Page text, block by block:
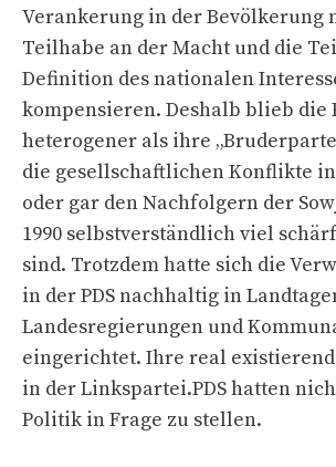
Verankerung in der Bevölkerung
Teilhabe an der Macht und die
Definition des nationalen
kompensieren. Deshalb blieb die
heterogener als ihre
die gesellschaftlichen Konflikte
oder gar den Nachfolgern der
1990 selbstverständlich viel
sind. Trotzdem hatte sich die
in der PDS nachhaltig in
Landesregierungen und
eingerichtet. Ihre real
in der Linkspartei.PDS hatten
Politik in Frage zu stellen.